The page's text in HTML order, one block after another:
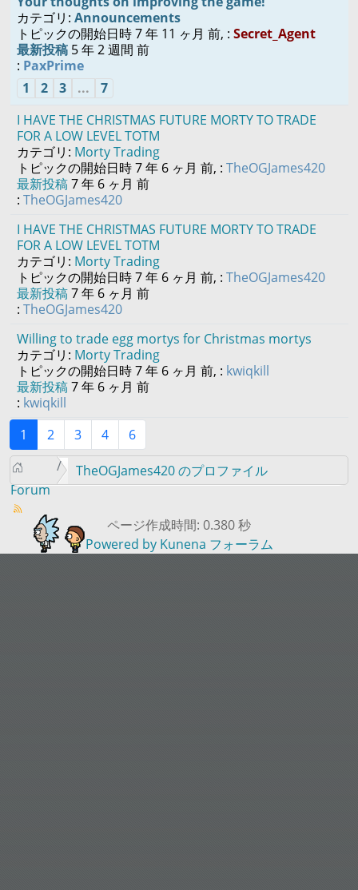
カテゴリ: Announcements
トピックの開始日時 7 年 11 ヶ月 前, : Secret_Agent
最新投稿 5 年 2 週間 前
: PaxPrime
1
2 3 ...
7
I HAVE THE CHRISTMAS FUTURE MORTY TO TRADE
FOR A LOW LEVEL TOTM
カテゴリ: Morty Trading
トピックの開始日時 7 年 6 ヶ月 前, : TheOGJames420
最新投稿7 年 6 ヶ月 前
: TheOGJames420
I HAVE THE CHRISTMAS FUTURE MORTY TO TRADE
FOR A LOW LEVEL TOTM
カテゴリ: Morty Trading
トピックの開始日時 7 年 6 ヶ月 前, : TheOGJames420
最新投稿7 年 6 ヶ月 前
: TheOGJames420
Willing to trade egg mortys for Christmas mortys
カテゴリ: Morty Trading
トピックの開始日時 7 年 6 ヶ月 前, : kwiqkill
最新投稿7 年 6 ヶ月 前
: kwiqkill
1
2 3 4 6
Forum
TheOGJames420 のプロファイル
ページ作成時間: 0.380 秒
Powered by Kunena フォーラム